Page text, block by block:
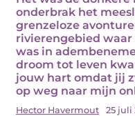
onderbrak het
grenzeloze
rivierengebied
was in
droom tot leven
jouw hart omdat jij
op weg naar mijn
Hector Havermout 25 juli